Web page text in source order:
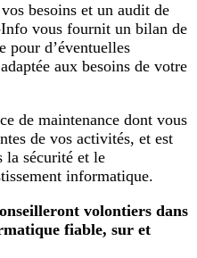
besoins et un audit de
vous fournit un bilan de
pour d’éventuelles
aux besoins de votre
de maintenance dont vous
de vos activités, et est
la sécurité et le
informatique.
volontiers dans
fiable, sur et